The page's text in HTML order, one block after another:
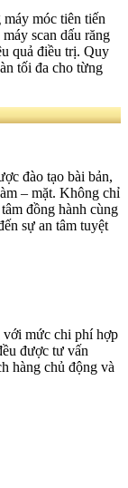
móc tiên tiến
scan dấu răng
quả điều trị. Quy
tối đa cho từng
đào tạo bài bản,
– mặt. Không chỉ
đồng hành cùng
sự an tâm tuyệt
với mức chi phí hợp
được tư vấn
hàng chủ động và